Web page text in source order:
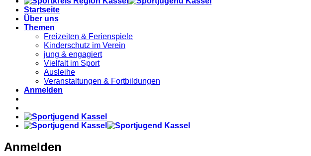
Startseite
Über uns
Themen
Freizeiten & Ferienspiele
Kinderschutz im Verein
jung & engagiert
Vielfalt im Sport
Ausleihe
Veranstaltungen & Fortbildungen
Anmelden
Anmelden